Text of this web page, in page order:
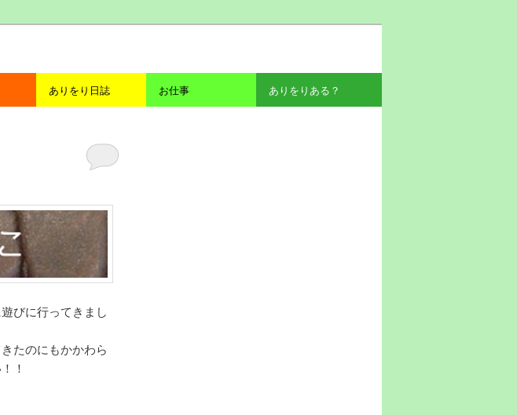
ありをり日誌 お仕事 ありをりある？
びに行ってきまし
たのにもかかわら
！